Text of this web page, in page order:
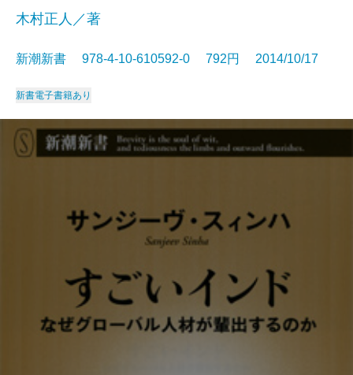
木村正人／著
新潮新書 978-4-10-610592-0 792円 2014/10/17
新書電子書籍あり